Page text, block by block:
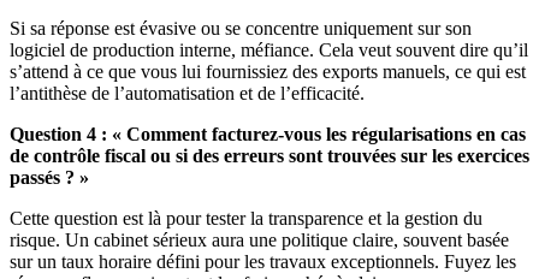
Si sa réponse est évasive ou se concentre uniquement sur son
logiciel de production interne, méfiance. Cela veut souvent dire qu’il
s’attend à ce que vous lui fournissiez des exports manuels, ce qui est
l’antithèse de l’automatisation et de l’efficacité.
Question 4 : « Comment facturez-vous les régularisations en cas
de contrôle fiscal ou si des erreurs sont trouvées sur les exercices
passés ? »
Cette question est là pour tester la transparence et la gestion du
risque. Un cabinet sérieux aura une politique claire, souvent basée
sur un taux horaire défini pour les travaux exceptionnels. Fuyez les